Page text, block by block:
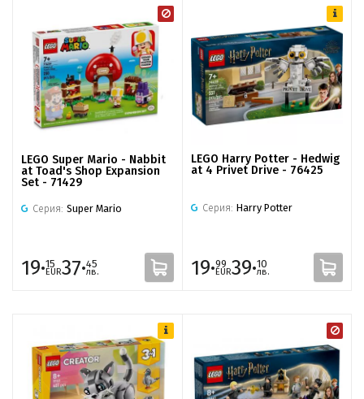
LEGO Super Mario - Nabbit
at Toad's Shop Expansion
Set - 71429
Серия: Super Mario
19·15
EUR37·45
лв.
LEGO Harry Potter - Hedwig
at 4 Privet Drive - 76425
Серия: Harry Potter
19·99
EUR39·10
лв.